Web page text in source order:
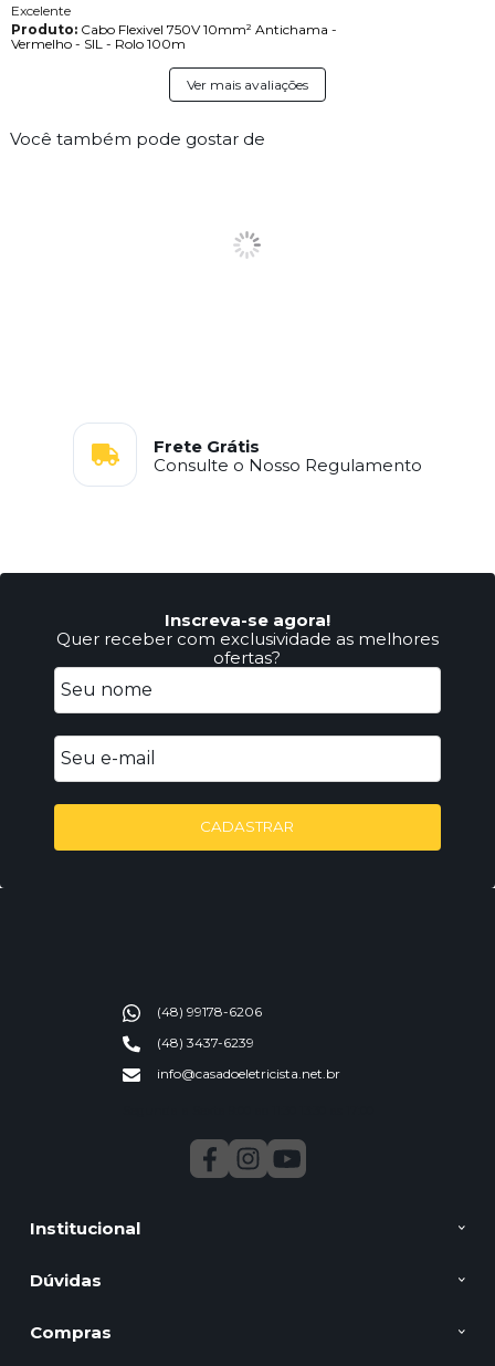
Excelente
Produto:Cabo Flexivel 750V 10mm² Antichama -
Vermelho - SIL - Rolo 100m
Ver mais avaliações
Você também pode gostar de
Frete Grátis
Consulte o Nosso Regulamento
Inscreva-se agora!
Quer receber com exclusividade as melhores
ofertas?
CADASTRAR
Institucional
Dúvidas
Compras
(48) 99178-6206
(48) 3437-6239
info@casadoeletricista.net.br